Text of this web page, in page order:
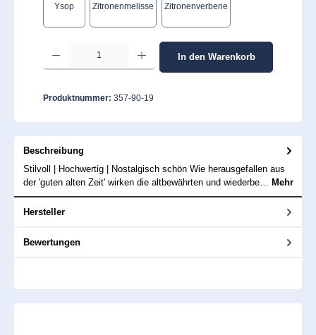
Ysop Zitronenmelisse Zitronenverbene
Produkt Anzahl: Gib den gewünschten Wert ein oder benutze die Schaltflächen
In den Warenkorb
Produktnummer: 357-90-19
Beschreibung
Stilvoll | Hochwertig | Nostalgisch schön Wie herausgefallen aus
der 'guten alten Zeit' wirken die altbewährten und wiederbe… Mehr
Hersteller
Bewertungen